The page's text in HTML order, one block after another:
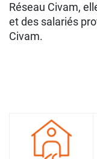
Réseau Civam,
et des salariés
Civam.